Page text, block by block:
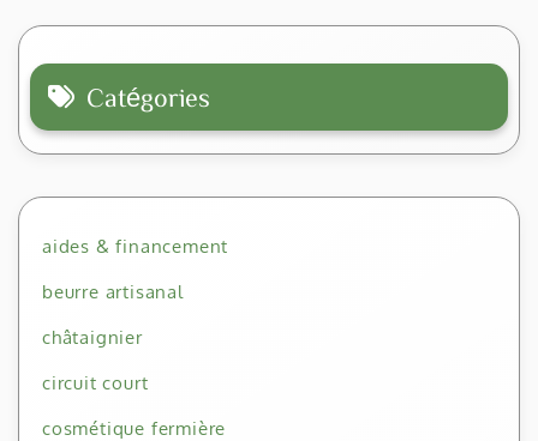
Catégories
aides & financement
beurre artisanal
châtaignier
circuit court
cosmétique fermière